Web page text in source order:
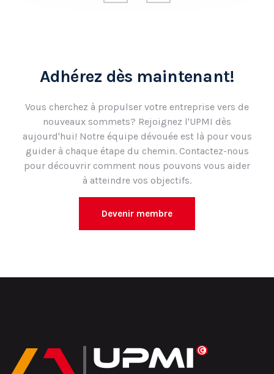
Adhérez dès maintenant!
Vous cherchez à propulser votre entreprise vers de
nouveaux sommets? Rejoignez l'UPMI dès
aujourd'hui! Notre équipe dévouée est là pour vous
guider à chaque étape du chemin. Contactez-nous
pour découvrir comment nous pouvons vous aider
à atteindre vos objectifs.
Devenir membre